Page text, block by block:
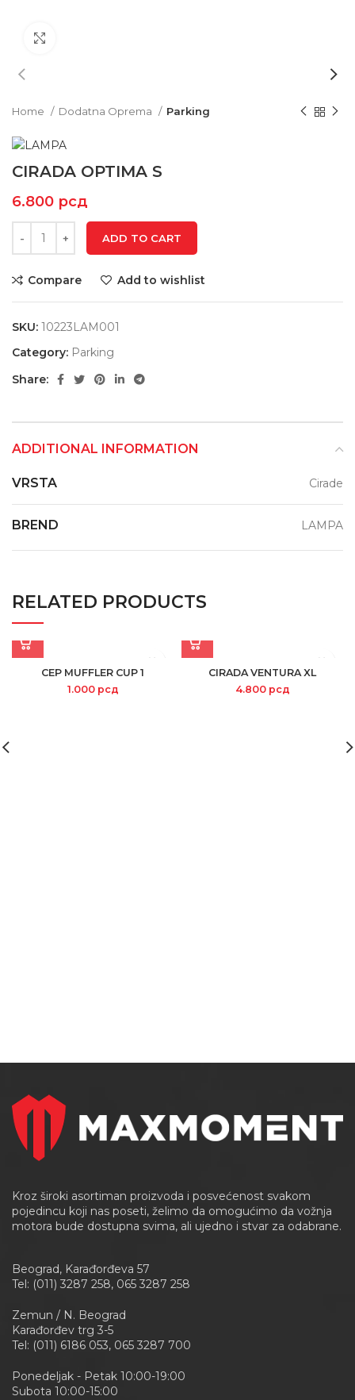
Home Dodatna Oprema Parking
CIRADA OPTIMA S
6.800 рсд
ADD TO CART
Compare Add to wishlist
SKU: 10223LAM001
Category: Parking
Share:
ADDITIONAL INFORMATION
VRSTA Cirade
BREND LAMPA
RELATED PRODUCTS
CEP MUFFLER CUP 1
1.000 рсд
CIRADA VENTURA XL
4.800 рсд
Kroz široki asortiman proizvoda i posvećenost svakom
pojedincu koji nas poseti, želimo da omogućimo da vožnja
motora bude dostupna svima, ali ujedno i stvar za odabrane.
Beograd, Karađorđeva 57
Tel: (011) 3287 258, 065 3287 258
Zemun / N. Beograd
Karađorđev trg 3-5
Tel: (011) 6186 053, 065 3287 700
Ponedeljak - Petak 10:00-19:00
Subota 10:00-15:00